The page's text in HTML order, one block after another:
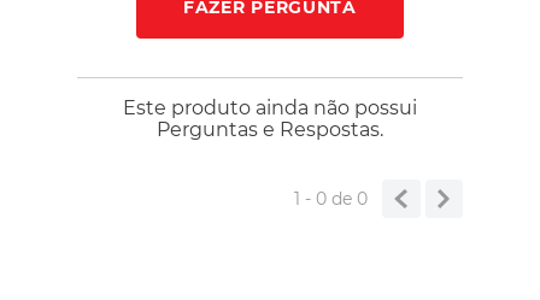
FAZER PERGUNTA
Este produto ainda não possui
Perguntas e Respostas.
1 - 0de 0